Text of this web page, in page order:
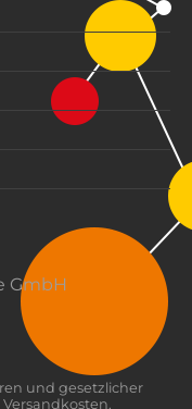
GmbH
und gesetzlicher